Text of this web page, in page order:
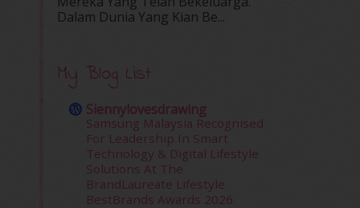
Dalam‍ Dunia Yang Kian Be...
My Blog List
Siennylovesdrawing
Samsung Malaysia Recognised
For Leadership In Smart
Technology & Digital Lifestyle
Solutions At The
BrandLaureate Lifestyle
BestBrands Awards 2026